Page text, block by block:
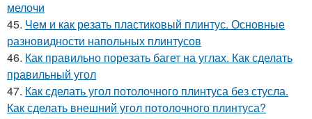
мелочи
45. Чем и как резать пластиковый плинтус. Основные
разновидности напольных плинтусов
46. Как правильно порезать багет на углах. Как сделать
правильный угол
47. Как сделать угол потолочного плинтуса без стусла.
Как сделать внешний угол потолочного плинтуса?